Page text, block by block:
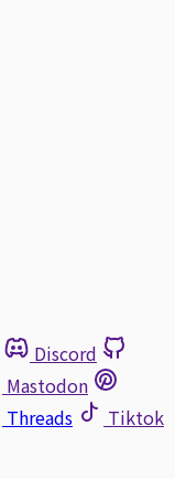
Discord
Mastodon
Threads
Tiktok